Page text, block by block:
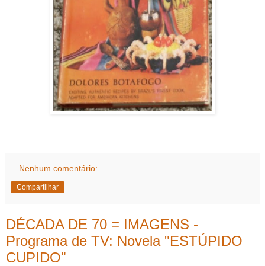
Nenhum comentário:
Compartilhar
DÉCADA DE 70 = IMAGENS -
Programa de TV: Novela "ESTÚPIDO
CUPIDO"